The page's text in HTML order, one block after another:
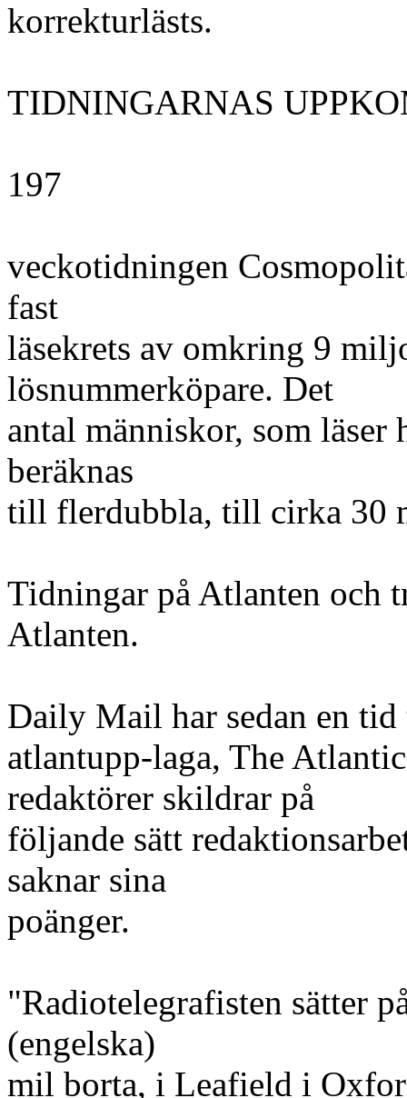
korrekturlästs.
TIDNINGARNAS
197
veckotidningen
fast
läsekrets av omkring 9
lösnummerköpare. Det
antal människor, som
beräknas
till flerdubbla, till cirka 30
Tidningar på Atlanten och
Atlanten.
Daily Mail har sedan en
atlantupp-laga, The
redaktörer skildrar på
följande sätt
saknar sina
poänger.
"Radiotelegrafisten sätter
(engelska)
mil borta, i Leafield i